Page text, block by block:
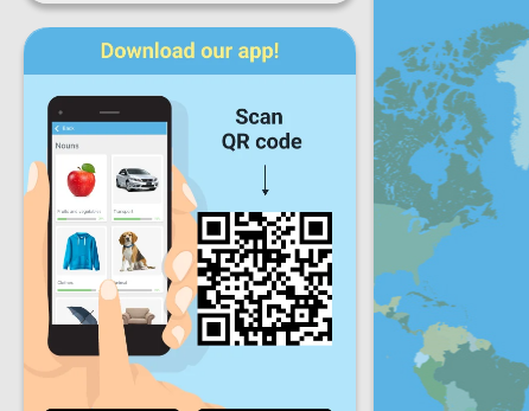
پیشرفت
دوشنبه سه پنجشنبه
جمعه شنبه
پیشرفت روزانه
پیشرفت ماهانه